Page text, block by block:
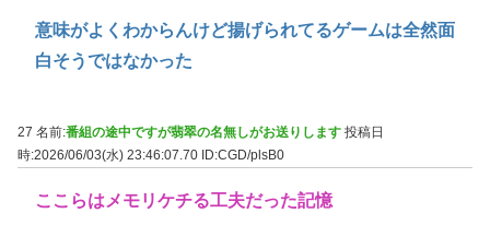
意味がよくわからんけど揚げられてるゲームは全然面
白そうではなかった
27 名前:番組の途中ですが翡翠の名無しがお送りします 投稿日
時:2026/06/03(水) 23:46:07.70 ID:CGD/plsB0
ここらはメモリケチる工夫だった記憶